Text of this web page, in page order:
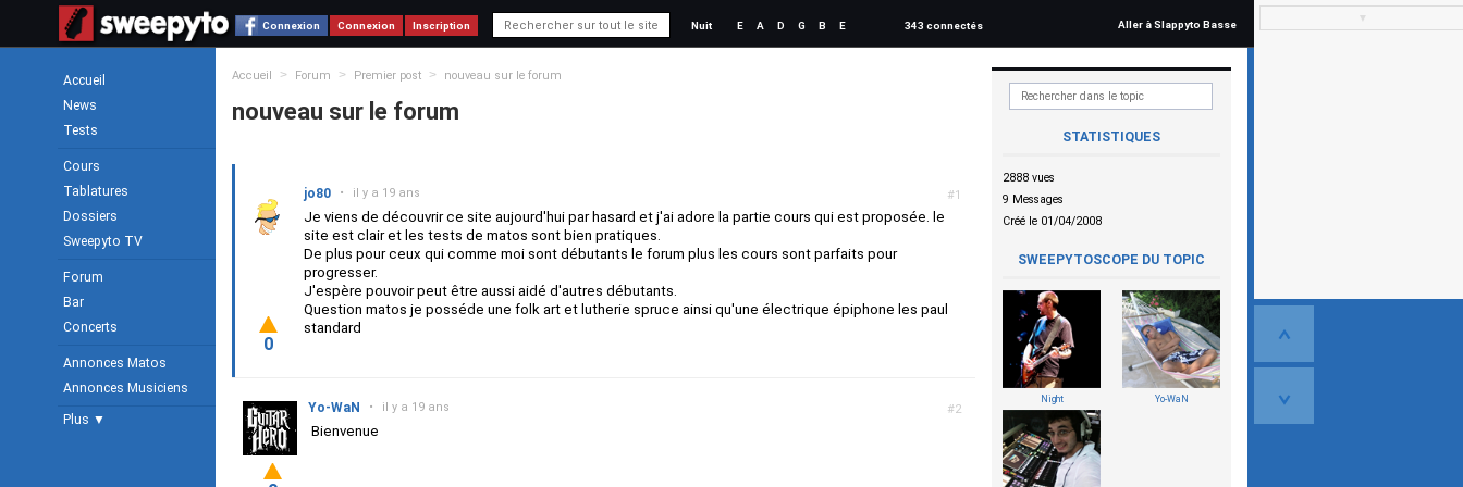
Connexion Connexion Inscription Nuit E A D G B E 343 connectés Aller à Slappyto Basse
Accueil
News
Tests
Cours
Tablatures
Dossiers
Sweepyto TV
Forum
Bar
Concerts
Annonces Matos
Annonces Musiciens
Plus ▼
Accueil > Forum > Premier post > nouveau sur le forum
nouveau sur le forum
STATISTIQUES
2888 vues
9 Messages
Créé le 01/04/2008
SWEEPYTOSCOPE DU TOPIC
Night Yo-WaN
#1
jo80 • il y a 19 ans
Je viens de découvrir ce site aujourd'hui par hasard et j'ai adore la partie cours qui est proposée. le
site est clair et les tests de matos sont bien pratiques.
De plus pour ceux qui comme moi sont débutants le forum plus les cours sont parfaits pour
progresser.
J'espère pouvoir peut être aussi aidé d'autres débutants.
Question matos je posséde une folk art et lutherie spruce ainsi qu'une électrique épiphone les paul
standard
0
#2
Yo-WaN • il y a 19 ans
Bienvenue
▼